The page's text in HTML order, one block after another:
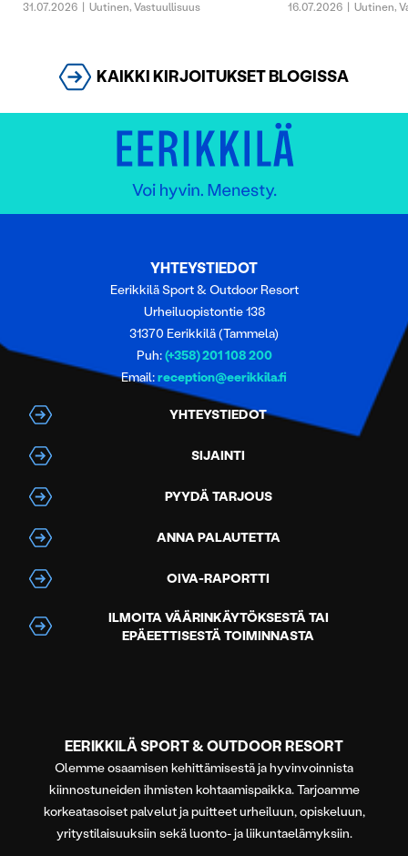
31.07.2026 Uutinen,Vastuullisuus 16.07.2026 Uutinen,
KAIKKI KIRJOITUKSET BLOGISSA
YHTEYSTIEDOT
Eerikkilä Sport & Outdoor Resort
Urheiluopistontie 138
31370 Eerikkilä (Tammela)
Puh:(+358) 201 108 200
Email:reception@eerikkila.fi
YHTEYSTIEDOT
SIJAINTI
PYYDÄ TARJOUS
ANNA PALAUTETTA
OIVA-RAPORTTI
ILMOITA VÄÄRINKÄYTÖKSESTÄ TAI
EPÄEETTISESTÄ TOIMINNASTA
EERIKKILÄ SPORT & OUTDOOR RESORT
Olemme osaamisen kehittämisestä ja hyvinvoinnista
kiinnostuneiden ihmisten kohtaamispaikka. Tarjoamme
korkeatasoiset palvelut ja puitteet urheiluun, opiskeluun,
yritystilaisuuksiin sekä luonto- ja liikuntaelämyksiin.